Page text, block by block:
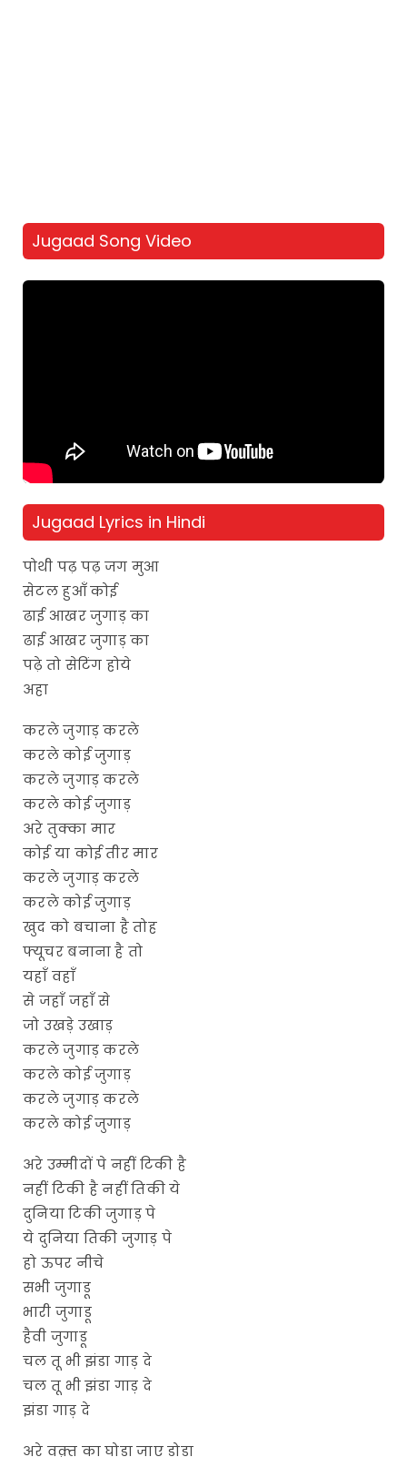
Jugaad Song Video
Jugaad Lyrics in Hindi
पोथी पढ़ पढ़ जग मुआ
सेटल हुआँ कोई
ढाई आखर जुगाड़ का
ढाई आखर जुगाड़ का
पढ़े तो सेटिंग होये
अहा
करले जुगाड़ करले
करले कोई जुगाड़
करले जुगाड़ करले
करले कोई जुगाड़
अरे तुक्का मार
कोई या कोई तीर मार
करले जुगाड़ करले
करले कोई जुगाड़
खुद को बचाना है तोह
फ्यूचर बनाना है तो
यहाँ वहाँ
से जहाँ जहाँ से
जो उखड़े उखाड़
करले जुगाड़ करले
करले कोई जुगाड़
करले जुगाड़ करले
करले कोई जुगाड़
अरे उम्मीदों पे नहीं टिकी है
नहीं टिकी है नहीं तिकी ये
दुनिया टिकी जुगाड़ पे
ये दुनिया तिकी जुगाड़ पे
हो ऊपर नीचे
सभी जुगाडू
भारी जुगाडू
हैवी जुगाडू
चल तू भी झंडा गाड़ दे
चल तू भी झंडा गाड़ दे
झंडा गाड़ दे
अरे वक़्त का घोडा जाए डोडा